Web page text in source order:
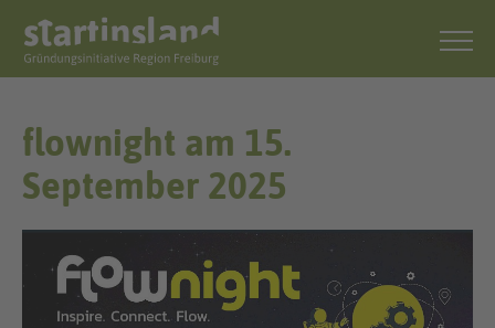
flownight am 15.
September 2025